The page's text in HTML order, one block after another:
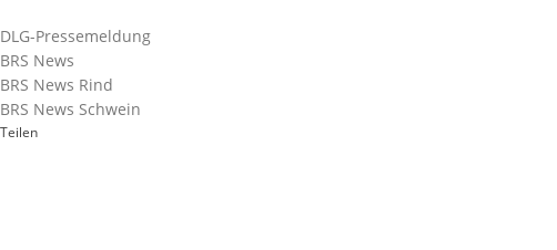
DLG-Pressemeldung
BRS News
BRS News Rind
BRS News Schwein
Teilen